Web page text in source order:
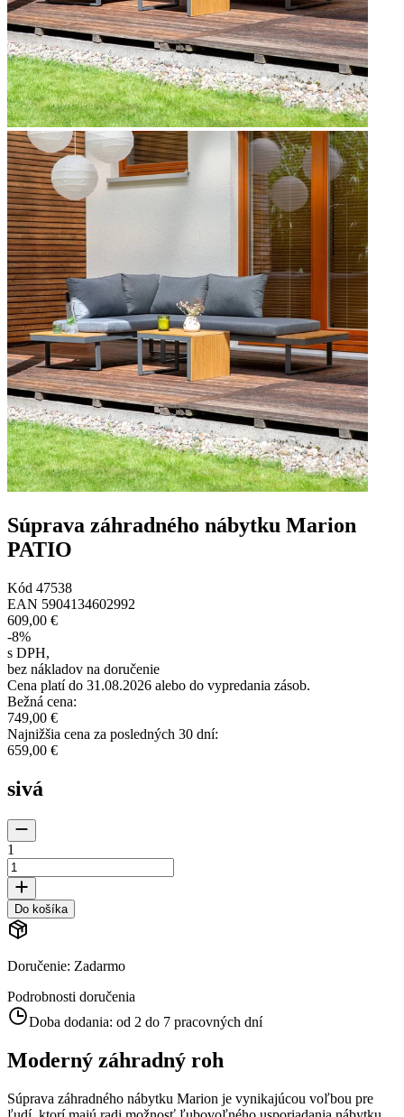
Súprava záhradného nábytku Marion
PATIO
Kód 47538
EAN 5904134602992
609,00 €
-8%
s DPH,
bez nákladov na doručenie
Cena platí do 31.08.2026 alebo do vypredania zásob.
Bežná cena:
749,00 €
Najnižšia cena za posledných 30 dní:
659,00 €
sivá
1
Do košíka
Doručenie: Zadarmo
Podrobnosti doručenia
Doba dodania: od 2 do 7 pracovných dní
Moderný záhradný roh
Súprava záhradného nábytku Marion je vynikajúcou voľbou pre